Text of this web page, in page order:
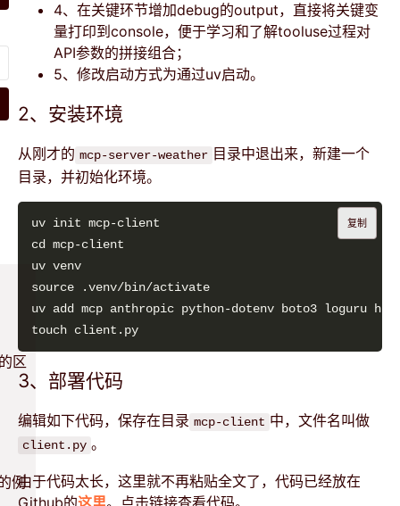
区
例
4、在关键环节增加debug的output，直接将关键变
量打印到console，便于学习和了解tooluse过程对
API参数的拼接组合；
5、修改启动方式为通过uv启动。
2、安装环境
从刚才的 mcp-server-weather 目录中退出来，新建一个
目录，并初始化环境。
复制
3、部署代码
编辑如下代码，保存在目录 mcp-client 中，文件名叫做
client.py 。
由于代码太长，这里就不再粘贴全文了，代码已经放在